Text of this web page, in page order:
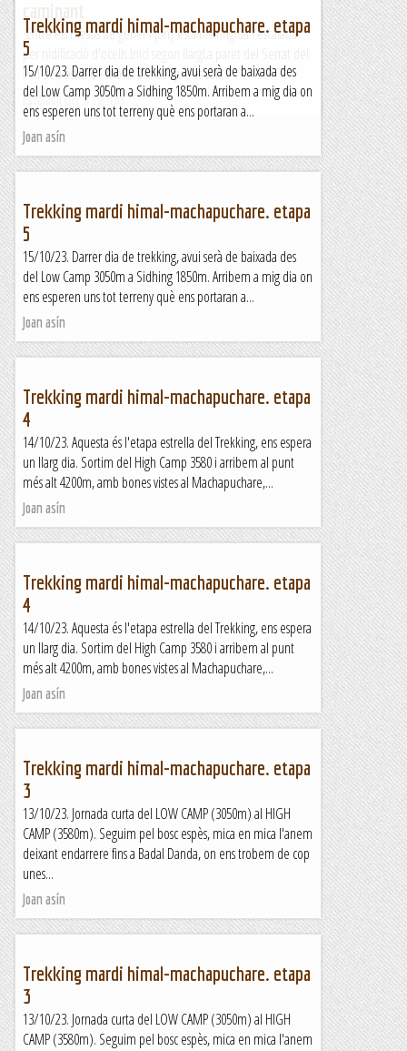
Entre els mesos de gener i juny està restringida l'escalada
per nidificació d'ocells.Inici segon llargLa paret del Serrat del
Poll deu estar de moda des de que es van...
Escalada per a tontos
Trekking mardi himal-machapuchare. etapa
5
15/10/23. Darrer dia de trekking, avui serà de baixada des
del Low Camp 3050m a Sidhing 1850m. Arribem a mig dia on
ens esperen uns tot terreny què ens portaran a...
Joan asín
Trekking mardi himal-machapuchare. etapa
5
15/10/23. Darrer dia de trekking, avui serà de baixada des
del Low Camp 3050m a Sidhing 1850m. Arribem a mig dia on
ens esperen uns tot terreny què ens portaran a...
Joan asín
Trekking mardi himal-machapuchare. etapa
4
14/10/23. Aquesta és l'etapa estrella del Trekking, ens espera
un llarg dia. Sortim del High Camp 3580 i arribem al punt
més alt 4200m, amb bones vistes al Machapuchare,...
Joan asín
Trekking mardi himal-machapuchare. etapa
4
14/10/23. Aquesta és l'etapa estrella del Trekking, ens espera
un llarg dia. Sortim del High Camp 3580 i arribem al punt
més alt 4200m, amb bones vistes al Machapuchare,...
Joan asín
Trekking mardi himal-machapuchare. etapa
3
13/10/23. Jornada curta del LOW CAMP (3050m) al HIGH
CAMP (3580m). Seguim pel bosc espès, mica en mica l'anem
deixant endarrere fins a Badal Danda, on ens trobem de cop
unes...
Joan asín
Trekking mardi himal-machapuchare. etapa
3
13/10/23. Jornada curta del LOW CAMP (3050m) al HIGH
CAMP (3580m). Seguim pel bosc espès, mica en mica l'anem